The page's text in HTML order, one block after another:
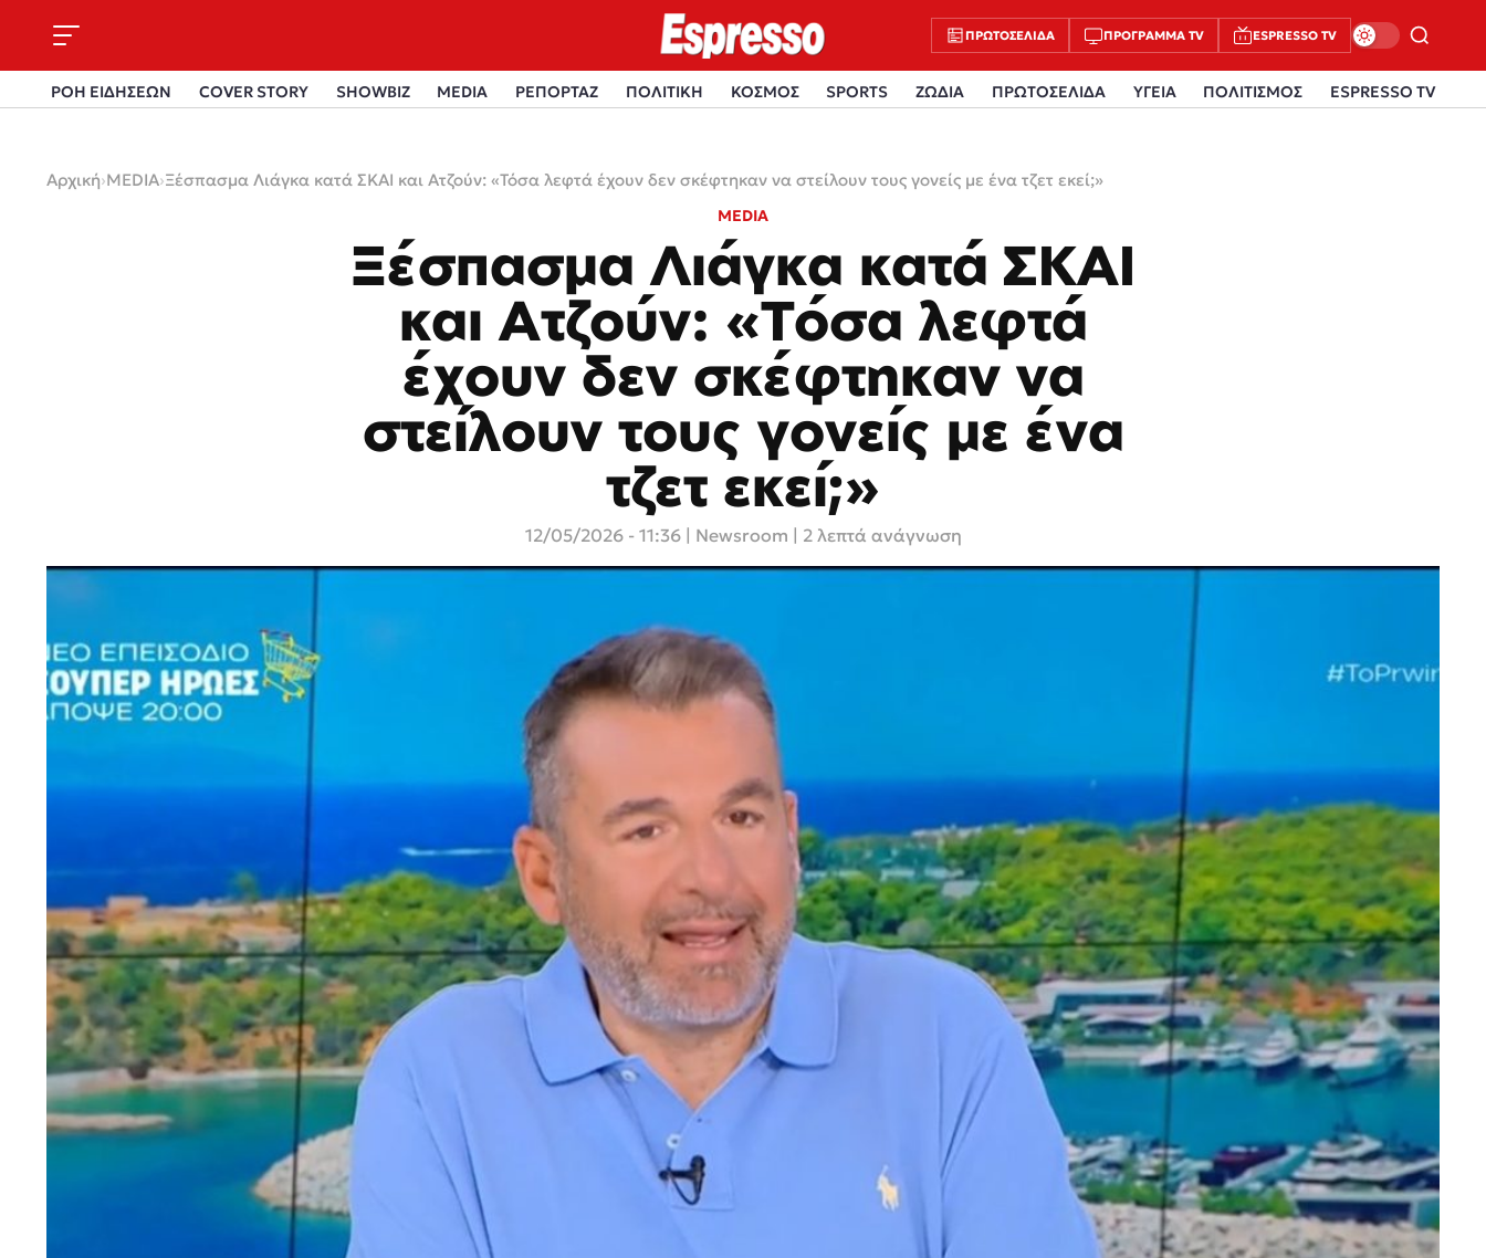
ΠΡΩΤΟΣΈΛΙΔΑ ΠΡΌΓΡΑΜΜΑ TV ESPRESSO TV
ΡΟΗ ΕΙΔΗΣΕΩΝ COVER STORY SHOWBIZ MEDIA ΡΕΠΟΡΤΑΖ ΠΟΛΙΤΙΚΗ ΚΟΣΜΟΣ SPORTS ΖΩΔΙΑ ΠΡΩΤΟΣΕΛΙΔΑ ΥΓΕΙΑ ΠΟΛΙΤΙΣΜΟΣ ESPRESSO TV
Αρχική›MEDIA›Ξέσπασμα Λιάγκα κατά ΣΚΑΙ και Ατζούν: «Τόσα λεφτά έχουν δεν σκέφτηκαν να στείλουν τους γονείς με ένα τζετ εκεί;»
MEDIA
Ξέσπασμα Λιάγκα κατά ΣΚΑΙ
και Ατζούν: «Τόσα λεφτά
έχουν δεν σκέφτηκαν να
στείλουν τους γονείς με ένα
τζετ εκεί;»
12/05/2026 - 11:36 Newsroom | 2 λεπτά ανάγνωση